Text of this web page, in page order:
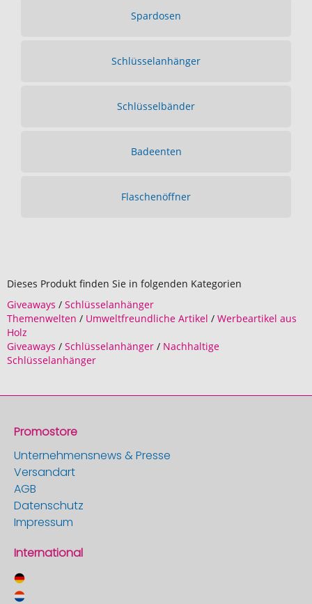
Spardosen
Schlüsselanhänger
Schlüsselbänder
Badeenten
Flaschenöffner
Dieses Produkt finden Sie in folgenden Kategorien
Giveaways / Schlüsselanhänger
Themenwelten / Umweltfreundliche Artikel / Werbeartikel aus
Holz
Giveaways / Schlüsselanhänger / Nachhaltige
Schlüsselanhänger
Promostore
Unternehmensnews & Presse
Versandart
AGB
Datenschutz
Impressum
International